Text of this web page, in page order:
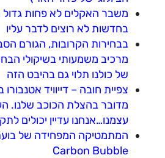
משבר האקלים לא פחות גדול
בחדשות לא רוצים לדבר עליו
בבחירות הקרובות, הגורם
מרכיב משמעותי בשיקולי
של כולנו תלוי גם בהיבט הזה
צפיית חובה – דייוויד
מדובר בהצלת הכוכב שלנו.
עצמנו…אנחנו עדיין יכולים
Carbon Bubble